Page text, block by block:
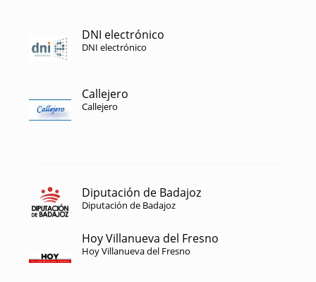
DNI electrónico
DNI electrónico
Callejero
Callejero
Diputación de Badajoz
Diputación de Badajoz
Hoy Villanueva del Fresno
Hoy Villanueva del Fresno